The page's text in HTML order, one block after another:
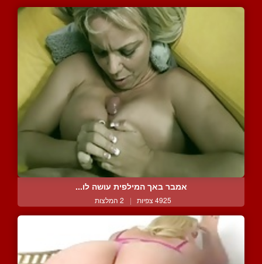
אמבר באך המילפית עושה לו...
4925 צפיות | 2 המלצות